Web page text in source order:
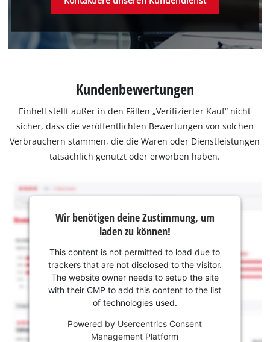
Kundenbewertungen
Einhell stellt außer in den Fällen „Verifizierter Kauf“ nicht
sicher, dass die veröffentlichten Bewertungen von solchen
Verbrauchern stammen, die die Waren oder Dienstleistungen
tatsächlich genutzt oder erworben haben.
Wir benötigen deine Zustimmung, um
laden zu können!
This content is not permitted to load due to
trackers that are not disclosed to the visitor.
The website owner needs to setup the site
with their CMP to add this content to the list
of technologies used.
Powered by Usercentrics Consent
Management Platform